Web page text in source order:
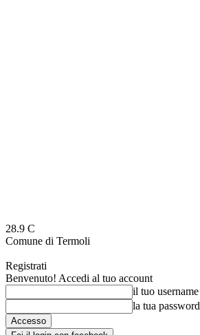
28.9 C
Comune di Termoli
Registrati
Benvenuto! Accedi al tuo account
il tuo username
la tua password